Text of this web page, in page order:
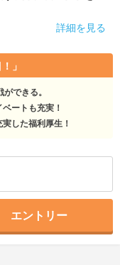
詳細を見る
」
できる。
ートも充実！
した福利厚生！
エントリー